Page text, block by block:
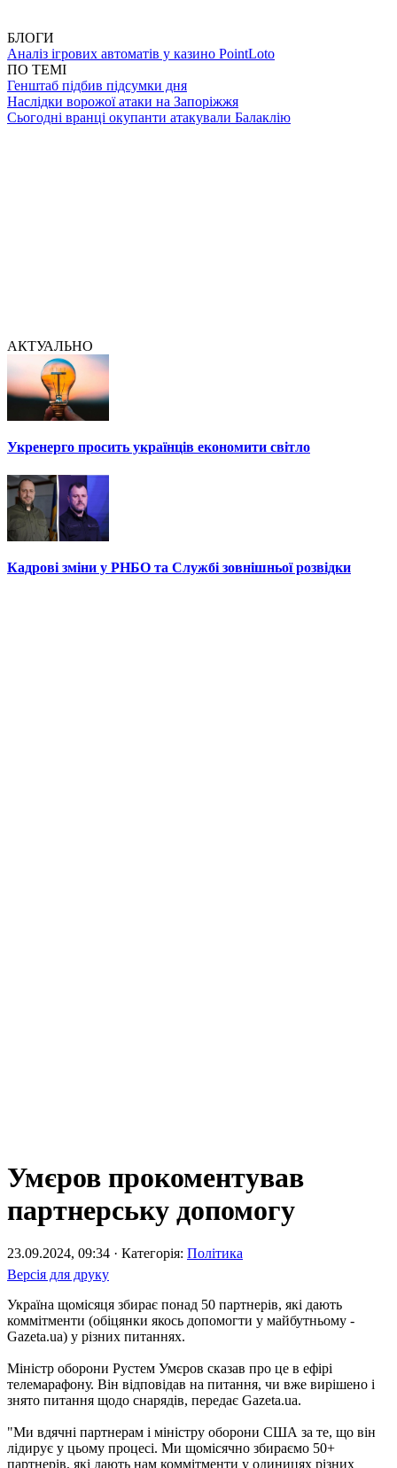
БЛОГИ
Аналіз ігрових автоматів у казино PointLoto
ПО ТЕМІ
Генштаб підбив підсумки дня
Наслідки ворожої атаки на Запоріжжя
Сьогодні вранці окупанти атакували Балаклію
АКТУАЛЬНО
Укренерго просить українців економити світло
Кадрові зміни у РНБО та Службі зовнішньої розвідки
Умєров прокоментував
партнерську допомогу
23.09.2024, 09:34 · Категорія: Політика
Версія для друку
Україна щомісяця збирає понад 50 партнерів, які дають
коммітменти (обіцянки якось допомогти у майбутньому -
Gazeta.ua) у різних питаннях.
Міністр оборони Рустем Умєров сказав про це в ефірі
телемарафону. Він відповідав на питання, чи вже вирішено і
знято питання щодо снарядів, передає Gazeta.ua.
"Ми вдячні партнерам і міністру оборони США за те, що він
лідирує у цьому процесі. Ми щомісячно збираємо 50+
партнерів, які дають нам коммітменти у одиницях різних